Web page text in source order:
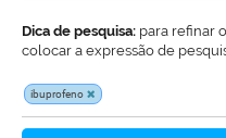
Dica de pesquisa: para refinar
colocar a expressão de
ibuprofeno